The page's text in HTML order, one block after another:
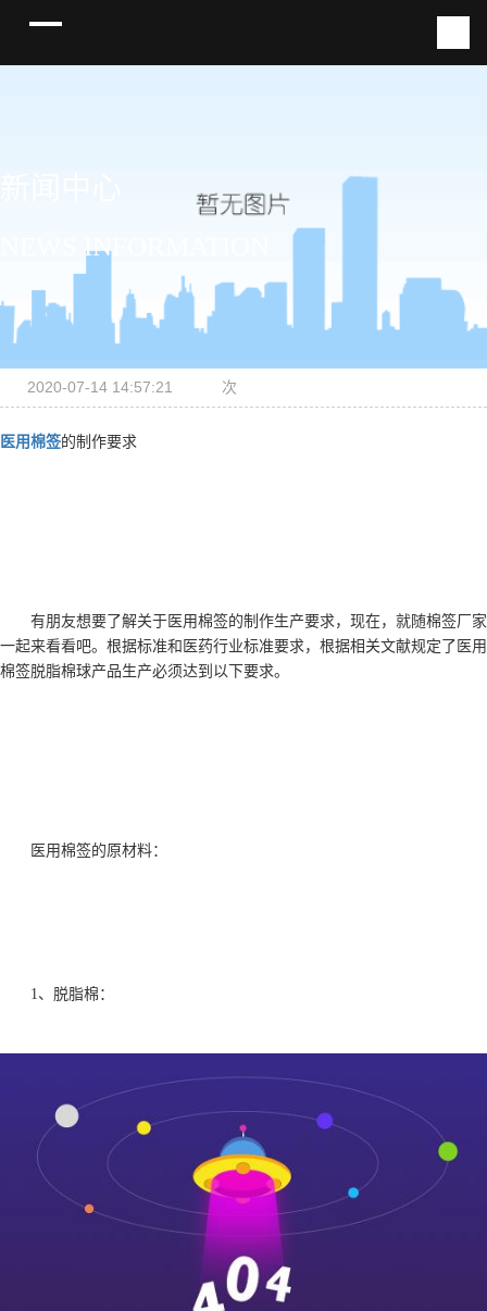
NEWS INFORMATION
2020-07-14 14:57:21 次
医用棉签的制作要求
有朋友想要了解关于医用棉签的制作生产要求，现在，就随棉签厂家
一起来看看吧。根据标准和医药行业标准要求，根据相关文献规定了医用
棉签脱脂棉球产品生产必须达到以下要求。
医用棉签的原材料：
1、脱脂棉：